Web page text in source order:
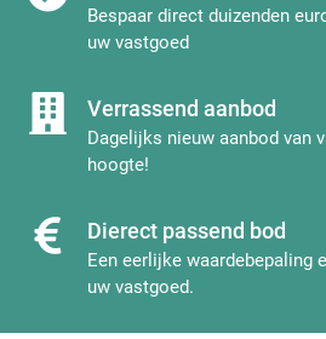
Bespaar direct duizenden
uw vastgoed
Verrassend aanbod
Dagelijks nieuw aanbod van
hoogte!
Dierect passend bod
Een eerlijke waardebepaling
uw vastgoed.